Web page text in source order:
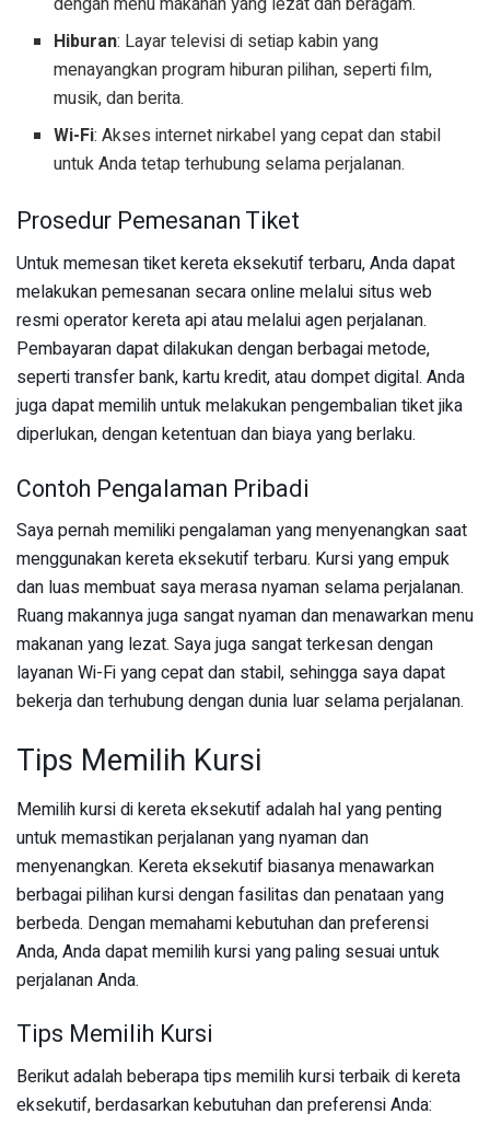
Hiburan: Layar televisi di setiap kabin yang
menayangkan program hiburan pilihan, seperti film,
musik, dan berita.
Wi-Fi: Akses internet nirkabel yang cepat dan stabil
untuk Anda tetap terhubung selama perjalanan.
Prosedur Pemesanan Tiket
Untuk memesan tiket kereta eksekutif terbaru, Anda dapat
melakukan pemesanan secara online melalui situs web
resmi operator kereta api atau melalui agen perjalanan.
Pembayaran dapat dilakukan dengan berbagai metode,
seperti transfer bank, kartu kredit, atau dompet digital. Anda
juga dapat memilih untuk melakukan pengembalian tiket jika
diperlukan, dengan ketentuan dan biaya yang berlaku.
Contoh Pengalaman Pribadi
Saya pernah memiliki pengalaman yang menyenangkan saat
menggunakan kereta eksekutif terbaru. Kursi yang empuk
dan luas membuat saya merasa nyaman selama perjalanan.
Ruang makannya juga sangat nyaman dan menawarkan menu
makanan yang lezat. Saya juga sangat terkesan dengan
layanan Wi-Fi yang cepat dan stabil, sehingga saya dapat
bekerja dan terhubung dengan dunia luar selama perjalanan.
Tips Memilih Kursi
Memilih kursi di kereta eksekutif adalah hal yang penting
untuk memastikan perjalanan yang nyaman dan
menyenangkan. Kereta eksekutif biasanya menawarkan
berbagai pilihan kursi dengan fasilitas dan penataan yang
berbeda. Dengan memahami kebutuhan dan preferensi
Anda, Anda dapat memilih kursi yang paling sesuai untuk
perjalanan Anda.
Tips Memilih Kursi
Berikut adalah beberapa tips memilih kursi terbaik di kereta
eksekutif, berdasarkan kebutuhan dan preferensi Anda: